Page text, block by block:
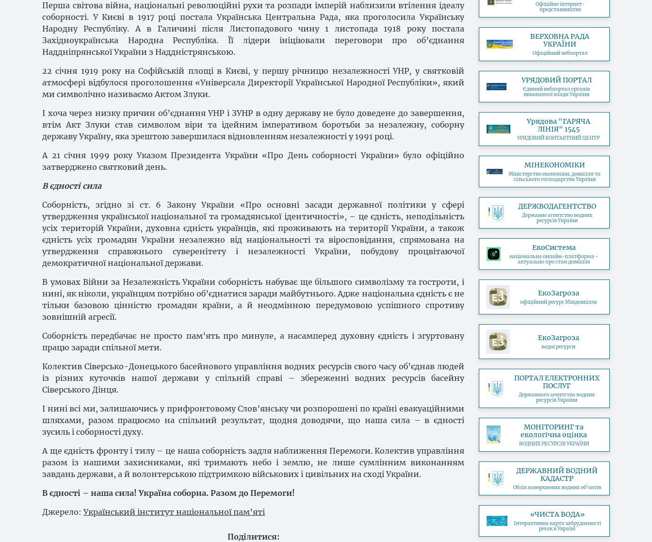
Перша світова війна, національні революційні рухи та розпади імперій наблизили втілення ідеалу
соборності. У Києві в 1917 році постала Українська Центральна Рада, яка проголосила Українську
Народну Республіку. А в Галичині після Листопадового чину 1 листопада 1918 року постала
Західноукраїнська Народна Республіка. Її лідери ініціювали переговори про об’єднання
Наддніпрянської України з Наддністрянською.
22 січня 1919 року на Софійській площі в Києві, у першу річницю незалежності УНР, у святковій
атмосфері відбулося проголошення «Універсала Директорії Української Народної Республіки», який
ми символічно називаємо Актом Злуки.
І хоча через низку причин об’єднання УНР і ЗУНР в одну державу не було доведене до завершення,
втім Акт Злуки став символом віри та ідейним імперативом боротьби за незалежну, соборну
державу Україну, яка зрештою завершилася відновленням незалежності у 1991 році.
А 21 січня 1999 року Указом Президента України «Про День соборності України» було офіційно
затверджено святковий день.
В єдності сила
Соборність, згідно зі ст. 6 Закону України «Про основні засади державної політики у сфері
утвердження української національної та громадянської ідентичності», – це єдність, неподільність
усіх територій України, духовна єдність українців, які проживають на території України, а також
єдність усіх громадян України незалежно від національності та віросповідання, спрямована на
утвердження справжнього суверенітету і незалежності України, побудову процвітаючої
демократичної національної держави.
В умовах Війни за Незалежність України соборність набуває ще більшого символізму та гостроти, і
нині, як ніколи, українцям потрібно об’єднатися заради майбутнього. Адже національна єдність є не
тільки базовою цінністю громадян країни, а й неодмінною передумовою успішного спротиву
зовнішній агресії.
Соборність передбачає не просто пам’ять про минуле, а насамперед духовну єдність і згуртовану
працю заради спільної мети.
Колектив Сіверсько-Донецького басейнового управління водних ресурсів свого часу об’єднав людей
із різних куточків нашої держави у спільній справі – збереженні водних ресурсів басейну
Сіверського Дінця.
І нині всі ми, залишаючись у прифронтовому Слов’янську чи розпорошені по країні евакуаційними
шляхами, разом працюємо на спільний результат, щодня доводячи, що наша сила – в єдності
зусиль і соборності духу.
А ще єдність фронту і тилу – це наша соборність задля наближення Перемоги. Колектив управління
разом із нашими захисниками, які тримають небо і землю, не лише сумлінним виконанням
завдань держави, а й волонтерською підтримкою військових і цивільних на сході України.
В єдності – наша сила! Україна соборна. Разом до Перемоги!
Джерело: Український інститут національної пам’яті
Поділитися:
Офіційне інтернет-
представництво
ВЕРХОВНА РАДА
УКРАЇНИ
Офіційний вебпортал
УРЯДОВИЙ ПОРТАЛ
Єдиний вебпортал органів
виконавчої влади України
Урядова "ГАРЯЧА
ЛІНІЯ" 1545
УРЯДОВИЙ КОНТАКТНИЙ ЦЕНТР
МІНЕКОНОМІКИ
Міністерство економіки, довкілля та
сільського господарства України
ДЕРЖВОДАГЕНТСТВО
Державне агентство водних
ресурсів України
ЕкоСистема
національна онлайн-платформа -
актуально про стан довкілля
ЕкоЗагроза
офіційний ресурс Міндовкілля
ЕкоЗагроза
водні ресурси
ПОРТАЛ ЕЛЕКТРОННИХ
ПОСЛУГ
Державного агентства водних
ресурсів України
МОНІТОРИНГ та
екологічна оцінка
ВОДНИХ РЕСУРСІВ УКРАЇНИ
ДЕРЖАВНИЙ ВОДНИЙ
КАДАСТР
Облік поверхневих водних об'єктів
«ЧИСТА ВОДА»
Інтерактивна карта забрудненості
річок в Україні